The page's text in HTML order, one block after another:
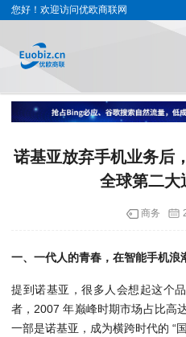
您好！欢迎访问优欧商联网
诺基亚放弃手机业务后
全球第二大
商务
一、一代人的青春，在智能手机浪
提到诺基亚，很多人会想起这个
者，2007 年巅峰时期市场占比高
一部是诺基亚，成为横跨时代的 “国